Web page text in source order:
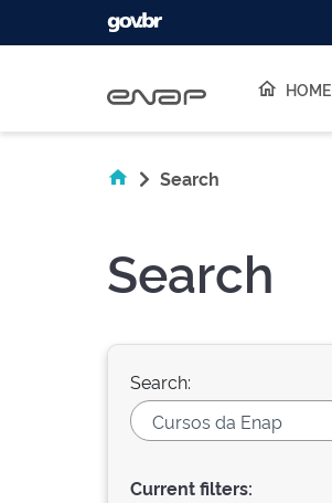
HOME
Search
Search
Search:
Current filters: